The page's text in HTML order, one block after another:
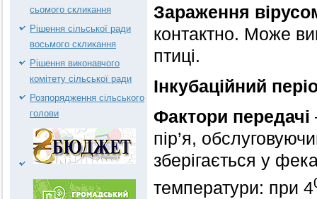
сьомого скликання
Рішення сільської ради
восьмого скликання
Рішення виконавчого
комітету сільської ради
Розпорядження сільського
голови
Зараження
контактно. Може
птиці.
Інкубаційний
Фактори передачі
пір’я,
зберігається у
температури: при 4